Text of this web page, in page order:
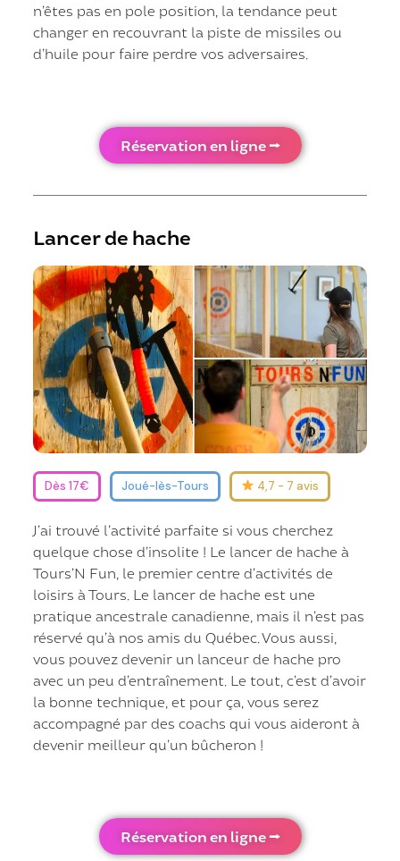
n’êtes pas en pole position, la tendance peut
changer en recouvrant la piste de missiles ou
d’huile pour faire perdre vos adversaires.
Réservation en ligne ⭢
Lancer de hache
Dès 17€ Joué-lès-Tours 4,7 - 7 avis
J’ai trouvé l’activité parfaite si vous cherchez
quelque chose d’insolite ! Le lancer de hache à
Tours’N Fun, le premier centre d’activités de
loisirs à Tours. Le lancer de hache est une
pratique ancestrale canadienne, mais il n’est pas
réservé qu’à nos amis du Québec. Vous aussi,
vous pouvez devenir un lanceur de hache pro
avec un peu d’entraînement. Le tout, c’est d’avoir
la bonne technique, et pour ça, vous serez
accompagné par des coachs qui vous aideront à
devenir meilleur qu’un bûcheron !
Réservation en ligne ⭢